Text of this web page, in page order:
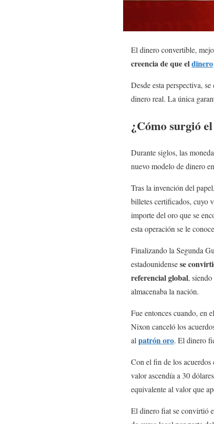
El dinero convertible,
creencia de que eldinero
Desde esta perspectiva, se
dinero real. La única
¿Cómo surgió
Durante siglos, las
nuevo modelo de dinero
Tras la invención del
billetes certificados, cuyo
importe del oro que se
esta operación se le
Finalizando la Segunda
estadounidensese
referencial global,
almacenaba la nación.
Fue entonces cuando, en
Nixon canceló los
al patrón oro. El dinero
Con el fin de los
valor ascendía a 30
equivalente al valor que
El dinero fiat se convirtió